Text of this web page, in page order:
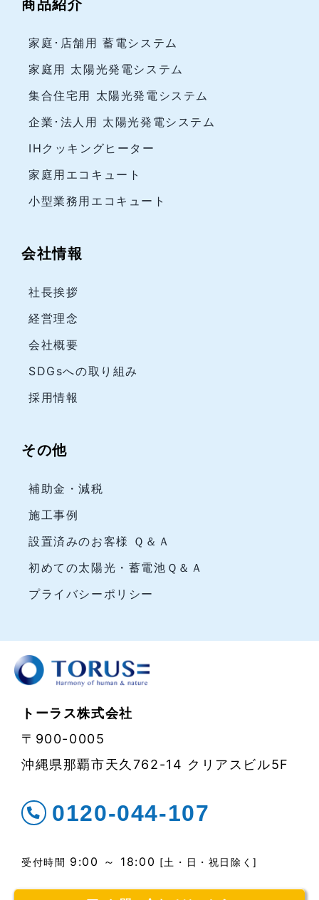
商品紹介
家庭･店舗用 蓄電システム
家庭用 太陽光発電システム
集合住宅用 太陽光発電システム
企業･法人用 太陽光発電システム
IHクッキングヒーター
家庭用エコキュート
小型業務用エコキュート
会社情報
社長挨拶
経営理念
会社概要
SDGsへの取り組み
採用情報
その他
補助金・減税
施工事例
設置済みのお客様 Ｑ＆Ａ
初めての太陽光・蓄電池Ｑ＆Ａ
プライバシーポリシー
トーラス株式会社
〒900-0005
沖縄県那覇市天久762-14 クリアスビル5F
0120-044-107
受付時間 9:00 ～ 18:00 [土・日・祝日除く]